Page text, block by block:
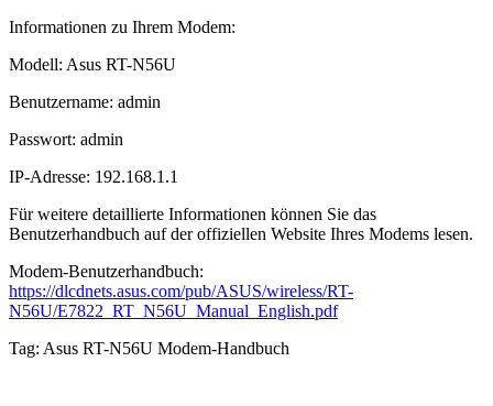
Informationen zu Ihrem Modem:
Modell: Asus RT-N56U
Benutzername: admin
Passwort: admin
IP-Adresse: 192.168.1.1
Für weitere detaillierte Informationen können Sie das
Benutzerhandbuch auf der offiziellen Website Ihres Modems lesen.
Modem-Benutzerhandbuch:
https://dlcdnets.asus.com/pub/ASUS/wireless/RT-
N56U/E7822_RT_N56U_Manual_English.pdf
Tag: Asus RT-N56U Modem-Handbuch